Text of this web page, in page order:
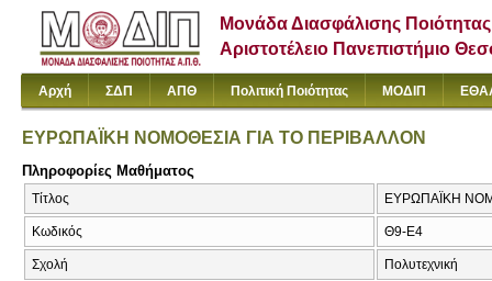
Μονάδα Διασφάλισης Ποιότητας
Αριστοτέλειο Πανεπιστήμιο
Αρχή ΣΔΠ ΑΠΘ Πολιτική Ποιότητας ΜΟΔΙΠ
ΕΥΡΩΠΑΪΚΗ ΝΟΜΟΘΕΣΙΑ ΓΙΑ ΤΟ ΠΕΡΙΒΑΛΛΟΝ
Πληροφορίες Μαθήματος
Τίτλος ΕΥΡΩΠΑΪΚΗ
Κωδικός Θ9-Ε4
Σχολή Πολυτεχνική